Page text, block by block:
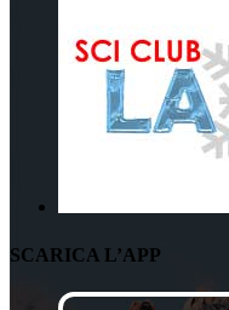
SCARICA L’APP